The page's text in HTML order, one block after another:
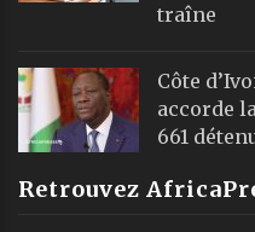
traîne
Côte
accorde
661
Retrouvez